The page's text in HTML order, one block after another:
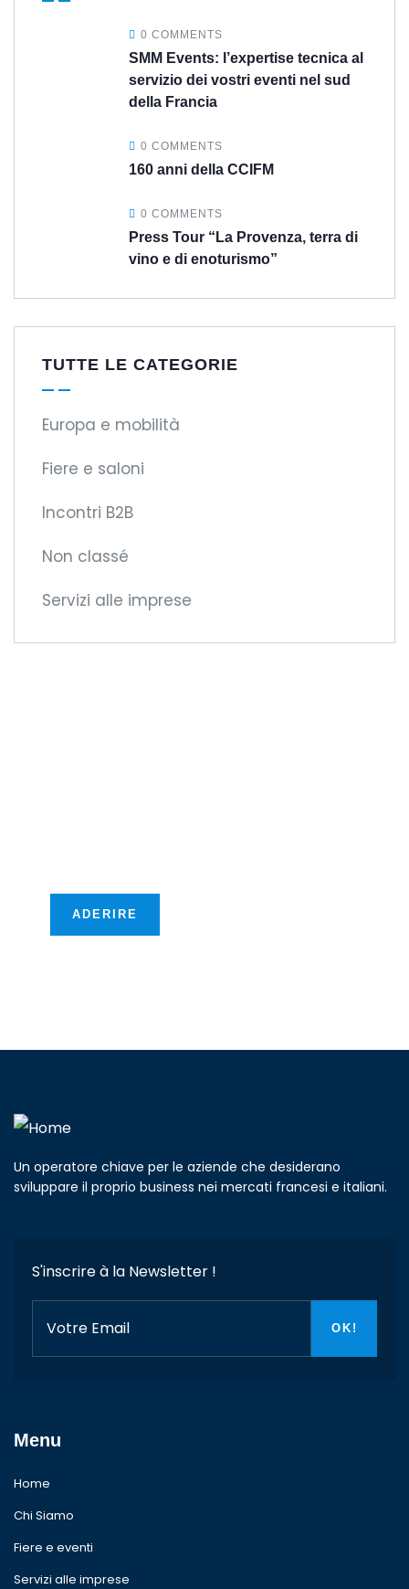
0 COMMENTS
SMM Events: l’expertise tecnica al
servizio dei vostri eventi nel sud
della Francia
0 COMMENTS
160 anni della CCIFM
0 COMMENTS
Press Tour “La Provenza, terra di
vino e di enoturismo”
TUTTE LE CATEGORIE
Europa e mobilità
Fiere e saloni
Incontri B2B
Non classé
Servizi alle imprese
ADERIRE
Un operatore chiave per le aziende che desiderano
sviluppare il proprio business nei mercati francesi e italiani.
S'inscrire à la Newsletter !
Menu
Home
Chi Siamo
Fiere e eventi
Servizi alle imprese